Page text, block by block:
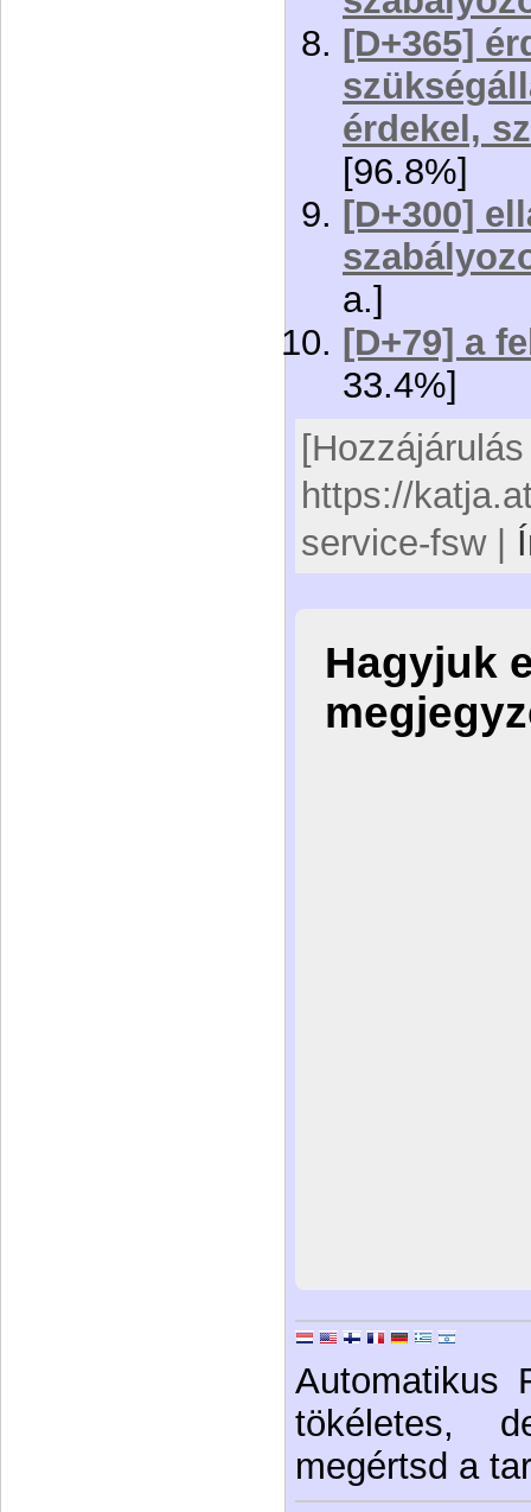
[D+365]
érdekel,
[96.8%]
[D+300]
a.]
[D+79] a
33.4%]
https://
service-fsw |
Hagyjuk
Automatikus
tökéletes,
megértsd a